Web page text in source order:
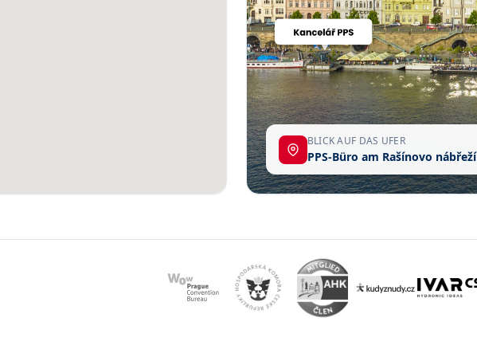
BLICK AUF DAS UFER
PPS-Büro am Rašínovo nábřeží